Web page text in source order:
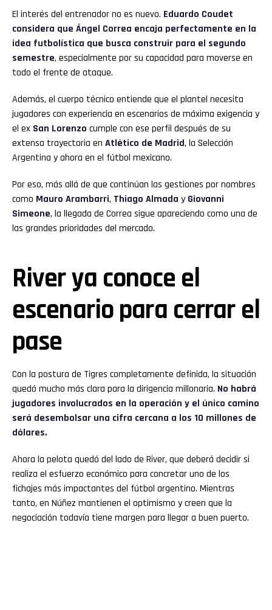
El interés del entrenador no es nuevo. Eduardo Coudet
considera que Ángel Correa encaja perfectamente en la
idea futbolística que busca construir para el segundo
semestre, especialmente por su capacidad para moverse en
todo el frente de ataque.
Además, el cuerpo técnico entiende que el plantel necesita
jugadores con experiencia en escenarios de máxima exigencia y
el ex San Lorenzo cumple con ese perfil después de su
extensa trayectoria en Atlético de Madrid, la Selección
Argentina y ahora en el fútbol mexicano.
Por eso, más allá de que continúan las gestiones por nombres
como Mauro Arambarri, Thiago Almada y Giovanni
Simeone, la llegada de Correa sigue apareciendo como una de
las grandes prioridades del mercado.
River ya conoce el
escenario para cerrar el
pase
Con la postura de Tigres completamente definida, la situación
quedó mucho más clara para la dirigencia millonaria. No habrá
jugadores involucrados en la operación y el único camino
será desembolsar una cifra cercana a los 10 millones de
dólares.
Ahora la pelota quedó del lado de River, que deberá decidir si
realiza el esfuerzo económico para concretar uno de los
fichajes más impactantes del fútbol argentino. Mientras
tanto, en Núñez mantienen el optimismo y creen que la
negociación todavía tiene margen para llegar a buen puerto.